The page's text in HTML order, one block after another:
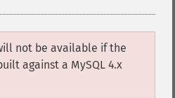
not be available if the
against a MySQL 4.x